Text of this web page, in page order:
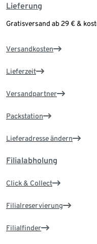
Lieferung
Gratisversand ab 29 € &
Versandkosten
Lieferzeit
Versandpartner
Packstation
Lieferadresse ändern
Filialabholung
Click & Collect
Filialreservierung
Filialfinder